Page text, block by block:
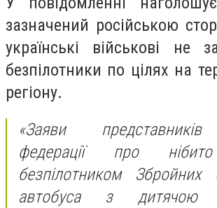
зазначений російською
українські військові не
безпілотники по цілях на
регіону.
«Заяви представників
федерації про
безпілотником Збройних
автобуса з дитячою